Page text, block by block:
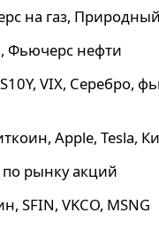
на газ,
Фьючерс нефти
VIX, Серебро,
Apple, Tesla,
рынку акций
SFIN, VKCO, MSNG